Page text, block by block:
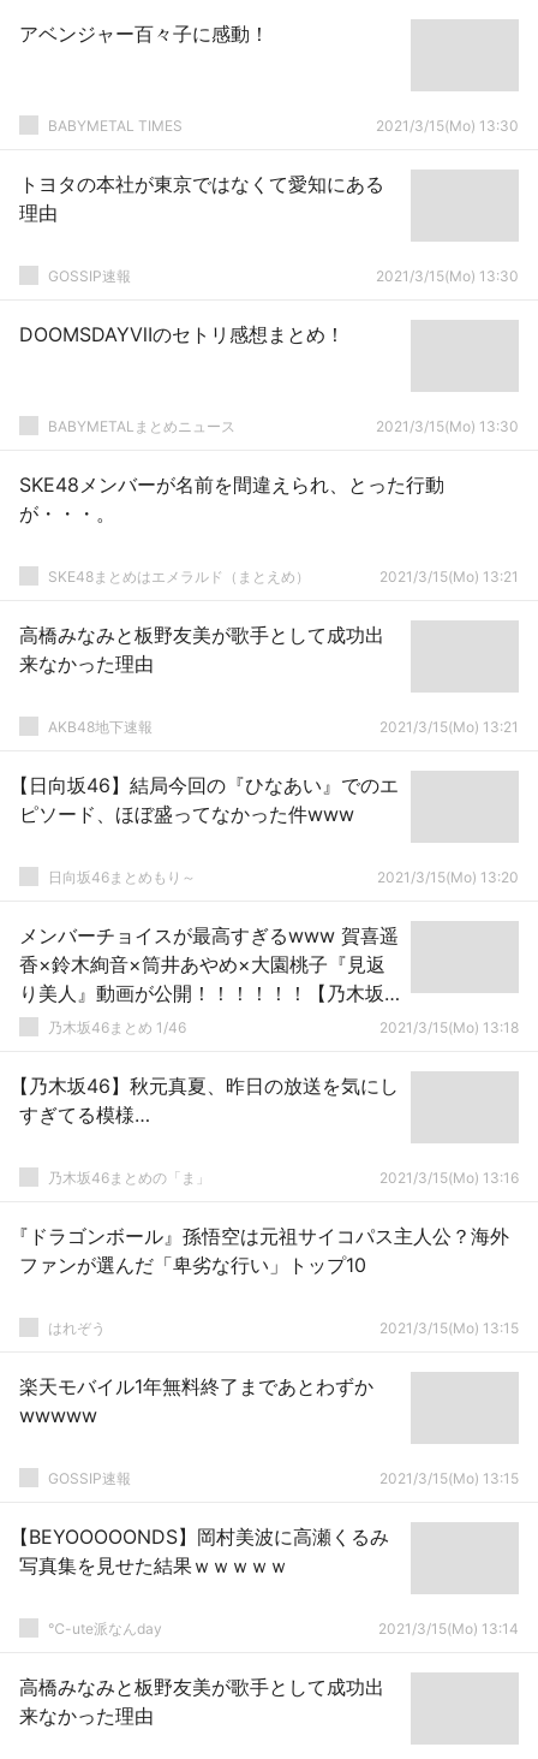
アベンジャー百々子に感動！
BABYMETAL TIMES 2021/3/15(Mo) 13:30
トヨタの本社が東京ではなくて愛知にある
理由
GOSSIP速報 2021/3/15(Mo) 13:30
DOOMSDAYⅦのセトリ感想まとめ！
BABYMETALまとめニュース 2021/3/15(Mo) 13:30
SKE48メンバーが名前を間違えられ、とった行動
が・・・。
SKE48まとめはエメラルド（まとえめ） 2021/3/15(Mo) 13:21
高橋みなみと板野友美が歌手として成功出
来なかった理由
AKB48地下速報 2021/3/15(Mo) 13:21
【日向坂46】結局今回の『ひなあい』でのエ
ピソード、ほぼ盛ってなかった件www
日向坂46まとめもり～ 2021/3/15(Mo) 13:20
メンバーチョイスが最高すぎるwww 賀喜遥
香×鈴木絢音×筒井あやめ×大園桃子『見返
り美人』動画が公開！！！！！！【乃木坂
46】乃木坂46まとめ 1/46 2021/3/15(Mo) 13:18
【乃木坂46】秋元真夏、昨日の放送を気にし
すぎてる模様…
乃木坂46まとめの「ま」 2021/3/15(Mo) 13:16
『ドラゴンボール』孫悟空は元祖サイコパス主人公？海外
ファンが選んだ「卑劣な行い」トップ10
はれぞう 2021/3/15(Mo) 13:15
楽天モバイル1年無料終了まであとわずか
wwwww
GOSSIP速報 2021/3/15(Mo) 13:15
【BEYOOOOONDS】岡村美波に高瀬くるみ
写真集を見せた結果ｗｗｗｗｗ
℃-ute派なんday 2021/3/15(Mo) 13:14
高橋みなみと板野友美が歌手として成功出
来なかった理由